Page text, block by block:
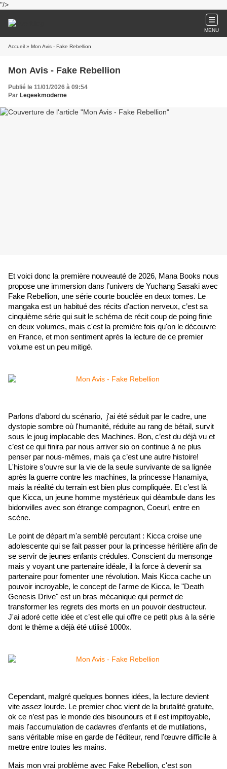
"/>
MENU
Accueil » Mon Avis - Fake Rebellion
Mon Avis - Fake Rebellion
Publié le 11/01/2026 à 09:54
Par Legeekmoderne
Et voici donc la première nouveauté de 2026, Mana Books nous
propose une immersion dans l’univers de Yuchang Sasaki avec
Fake Rebellion, une série courte bouclée en deux tomes. Le
mangaka est un habitué des récits d'action nerveux, c’est sa
cinquième série qui suit le schéma de récit coup de poing finie
en deux volumes, mais c'est la première fois qu'on le découvre
en France, et mon sentiment après la lecture de ce premier
volume est un peu mitigé.
Parlons d’abord du scénario,  j'ai été séduit par le cadre, une
dystopie sombre où l'humanité, réduite au rang de bétail, survit
sous le joug implacable des Machines. Bon, c’est du déjà vu et
c’est ce qui finira par nous arriver sio on continue à ne plus
penser par nous-mêmes, mais ça c’est une autre histoire!
L'histoire s’ouvre sur la vie de la seule survivante de sa lignée
après la guerre contre les machines, la princesse Hanamiya,
mais la réalité du terrain est bien plus compliquée. Et c’est là
que Kicca, un jeune homme mystérieux qui déambule dans les
bidonvilles avec son étrange compagnon, Coeurl, entre en
scène.
Le point de départ m'a semblé percutant : Kicca croise une
adolescente qui se fait passer pour la princesse héritière afin de
se servir de jeunes enfants crédules. Conscient du mensonge
mais y voyant une partenaire idéale, il la force à devenir sa
partenaire pour fomenter une révolution. Mais Kicca cache un
pouvoir incroyable, le concept de l'arme de Kicca, le "Death
Genesis Drive" est un bras mécanique qui permet de
transformer les regrets des morts en un pouvoir destructeur.
J'ai adoré cette idée et c’est elle qui offre ce petit plus à la série
dont le thème a déjà été utilisé 1000x.
Cependant, malgré quelques bonnes idées, la lecture devient
vite assez lourde. Le premier choc vient de la brutalité gratuite,
ok ce n’est pas le monde des bisounours et il est impitoyable,
mais l'accumulation de cadavres d'enfants et de mutilations,
sans véritable mise en garde de l'éditeur, rend l'œuvre difficile à
mettre entre toutes les mains.
Mais mon vrai problème avec Fake Rebellion, c'est son